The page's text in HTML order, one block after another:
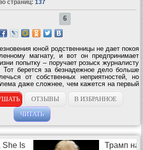
страниц: 137
6
юной родственницы не дает покоя
магнату, и вот он предпринимает
попытку – поручает розыск журналисту
берется за безнадежное дело больше
от собственных неприятностей, но
даже сложнее, чем кажется на первый
давнее происшествие на острове с
ОТЗЫВЫ
В ИЗБРАННОЕ
ЧИТАТЬ